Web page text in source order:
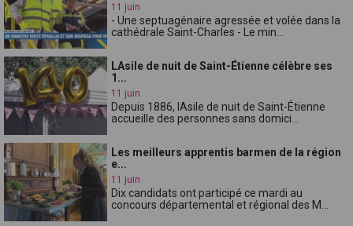
11 juin
- Une septuagénaire agressée et volée dans la
cathédrale Saint-Charles - Le min...
LAsile de nuit de Saint-Étienne célèbre ses
1...
11 juin
Depuis 1886, lAsile de nuit de Saint-Étienne
accueille des personnes sans domici...
Les meilleurs apprentis barmen de la région
e...
11 juin
Dix candidats ont participé ce mardi au
concours départemental et régional des M...